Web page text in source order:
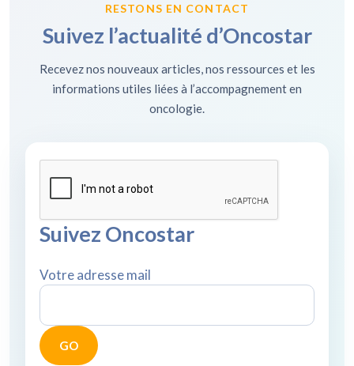
RESTONS EN CONTACT
Suivez l’actualité d’Oncostar
Recevez nos nouveaux articles, nos ressources et les
informations utiles liées à l’accompagnement en
oncologie.
Suivez Oncostar
Votre adresse mail